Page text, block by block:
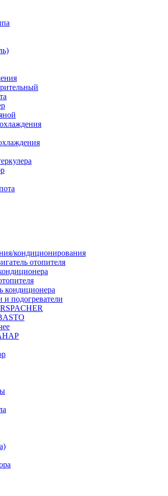
кондиционирования
отопителя
кондиционера
и подогреватели